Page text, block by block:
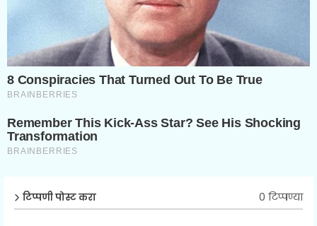
टिप्पणी पोस्ट करा 0 टिप्पण्या